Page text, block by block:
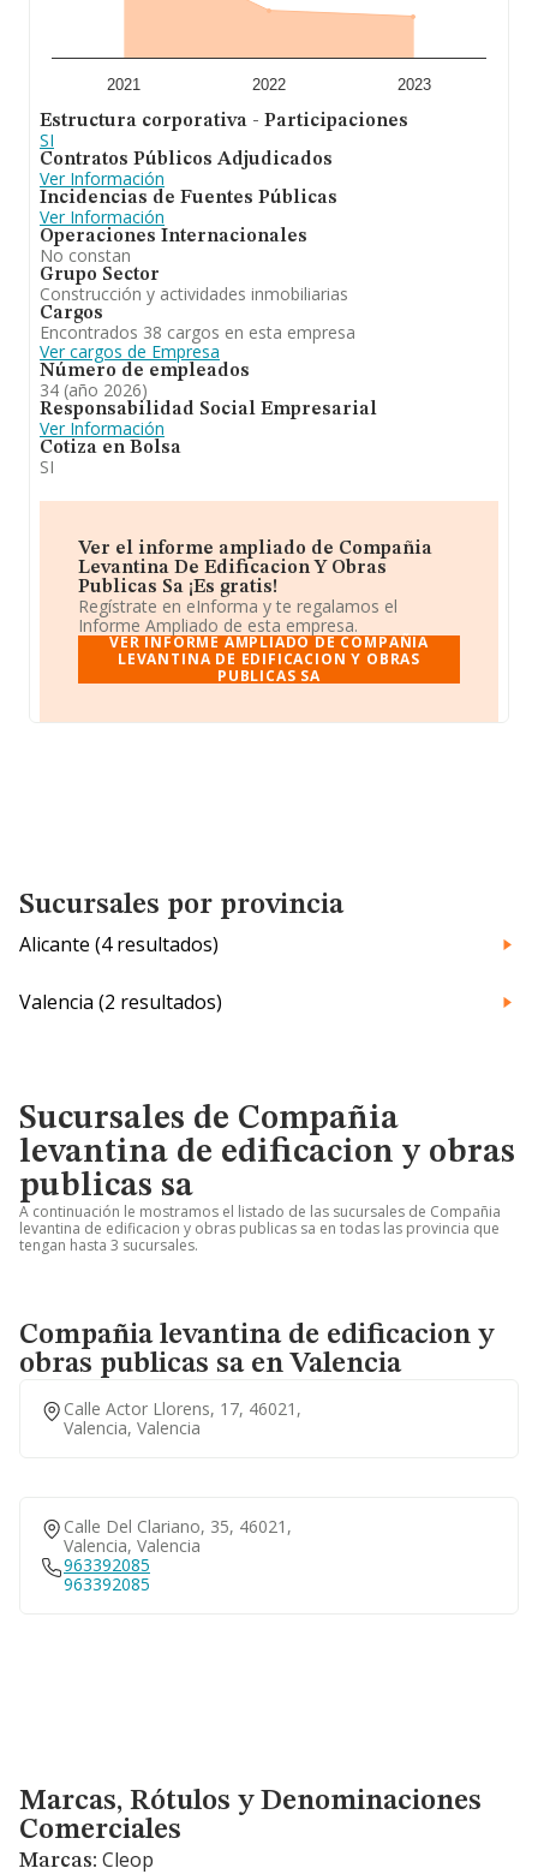
2021 2022 2023
Estructura corporativa - Participaciones
SI
Contratos Públicos Adjudicados
Ver Información
Incidencias de Fuentes Públicas
Ver Información
Operaciones Internacionales
No constan
Grupo Sector
Construcción y actividades inmobiliarias
Cargos
Encontrados 38 cargos en esta empresa
Ver cargos de Empresa
Número de empleados
34 (año 2026)
Responsabilidad Social Empresarial
Ver Información
Cotiza en Bolsa
SI
Ver el informe ampliado de Compañia
Levantina De Edificacion Y Obras
Publicas Sa ¡Es gratis!
Regístrate en eInforma y te regalamos el
Informe Ampliado de esta empresa.
VER INFORME AMPLIADO DE COMPAÑIA
LEVANTINA DE EDIFICACION Y OBRAS
PUBLICAS SA
Sucursales por provincia
Alicante (4 resultados)
Valencia (2 resultados)
Sucursales de Compañia
levantina de edificacion y obras
publicas sa
A continuación le mostramos el listado de las sucursales de Compañia
levantina de edificacion y obras publicas sa en todas las provincia que
tengan hasta 3 sucursales.
Compañia levantina de edificacion y
obras publicas sa en Valencia
Calle Actor Llorens, 17, 46021,
Valencia, Valencia
Calle Del Clariano, 35, 46021,
Valencia, Valencia
963392085
963392085
Marcas, Rótulos y Denominaciones Comerciales
Marcas, Rótulos y Denominaciones
Comerciales
Marcas: Cleop